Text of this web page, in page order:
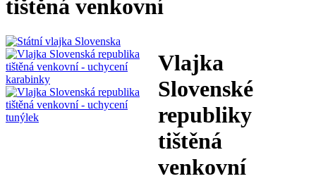
tištěná venkovní
Vlajka
Slovenské
republiky
tištěná
venkovní